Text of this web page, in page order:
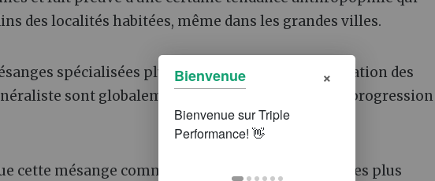
des localités habitées, même dans les grandes villes.
spécialisées plus impactés par la fragmentation des
sont globalement stables, voire en légère progression
cette mésange commune fait partie des espèces les plus
Bienvenue ×